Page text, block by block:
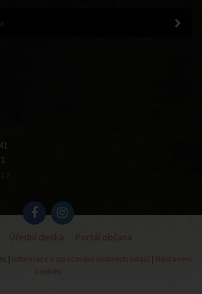
Úřední deska Portál občana
| Informace o zpracování osobních údajů | Nastavení
cookies